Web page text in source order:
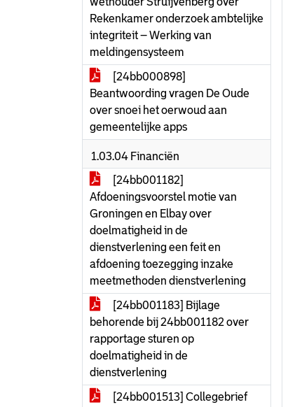
Rekenkamer onderzoek ambtelijke
integriteit – Werking van
meldingensysteem
[24bb000898]
Beantwoording vragen De Oude
over snoei het oerwoud aan
gemeentelijke apps
1.03.04 Financiën
[24bb001182]
Afdoeningsvoorstel motie van
Groningen en Elbay over
doelmatigheid in de
dienstverlening een feit en
afdoening toezegging inzake
meetmethoden dienstverlening
[24bb001183] Bijlage
behorende bij 24bb001182 over
rapportage sturen op
doelmatigheid in de
dienstverlening
[24bb001513] Collegebrief